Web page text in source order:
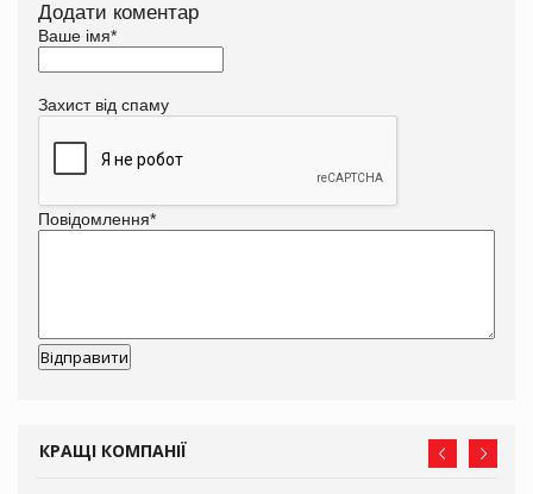
Додати коментар
Ваше імя*
Захист від спаму
Повідомлення*
КРАЩІ КОМПАНІЇ